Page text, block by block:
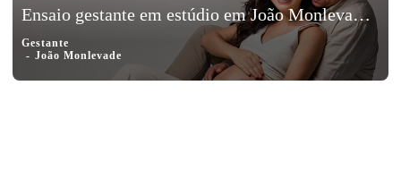
Ensaio gestante em estúdio em João Monlevade, Minas Gerais - Sâmela e Flavio, a espera de Raul
Gestante
João Monlevade